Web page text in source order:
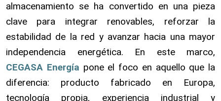
almacenamiento se ha convertido en una pieza
clave para integrar renovables, reforzar la
estabilidad de la red y avanzar hacia una mayor
independencia energética. En este marco,
CEGASA Energía pone el foco en aquello que la
diferencia: producto fabricado en Europa,
tecnología propia, experiencia industrial y